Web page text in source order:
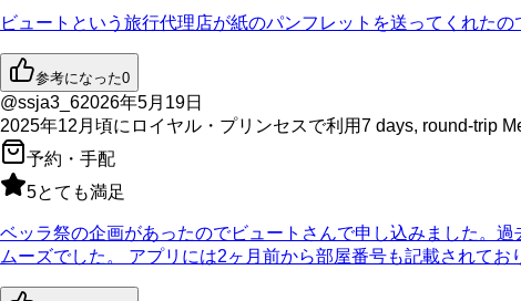
ビュートという旅行代理店が紙のパンフレットを送ってくれたの
参考になった0
@ssja3_62026年5月19日
2025年12月 頃に ロイヤル・プリンセスで利用7 days, round-trip
予約・手配
5とても満足
ベッラ祭の企画があったのでビュートさんで申し込みました。
ムーズでした。 アプリには2ヶ月前から部屋番号も記載されて